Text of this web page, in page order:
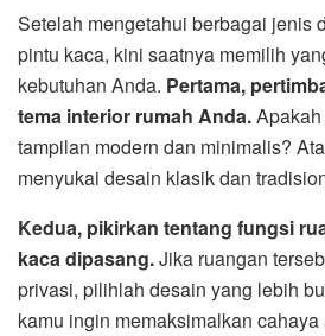
Setelah mengetahui berbagai jenis
pintu kaca, kini saatnya memilih
kebutuhan Anda. Pertama,
tema interior rumah Anda.
tampilan modern dan minimalis?
menyukai desain klasik dan
Kedua, pikirkan tentang fungsi
kaca dipasang.Jika ruangan
privasi, pilihlah desain yang lebih
kamu ingin memaksimalkan